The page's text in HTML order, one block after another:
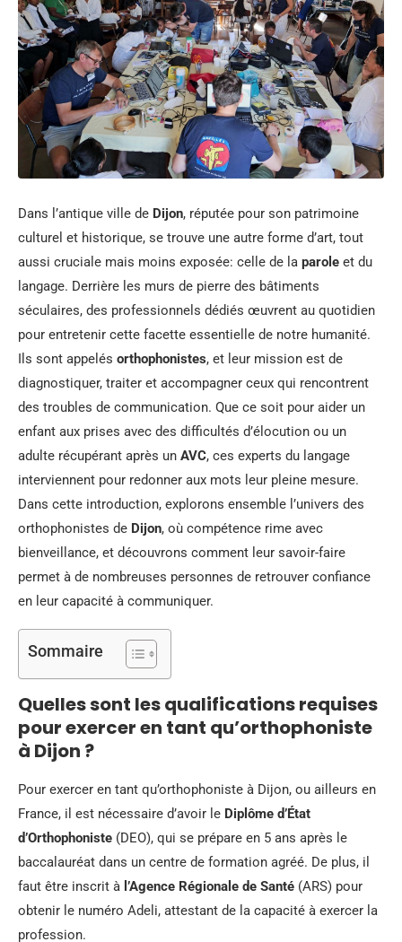
Dans l’antique ville de Dijon, réputée pour son patrimoine
culturel et historique, se trouve une autre forme d’art, tout
aussi cruciale mais moins exposée: celle de la parole et du
langage. Derrière les murs de pierre des bâtiments
séculaires, des professionnels dédiés œuvrent au quotidien
pour entretenir cette facette essentielle de notre humanité.
Ils sont appelés orthophonistes, et leur mission est de
diagnostiquer, traiter et accompagner ceux qui rencontrent
des troubles de communication. Que ce soit pour aider un
enfant aux prises avec des difficultés d’élocution ou un
adulte récupérant après un AVC, ces experts du langage
interviennent pour redonner aux mots leur pleine mesure.
Dans cette introduction, explorons ensemble l’univers des
orthophonistes de Dijon, où compétence rime avec
bienveillance, et découvrons comment leur savoir-faire
permet à de nombreuses personnes de retrouver confiance
en leur capacité à communiquer.
Sommaire
Quelles sont les qualifications requises
pour exercer en tant qu’orthophoniste
à Dijon ?
Pour exercer en tant qu’orthophoniste à Dijon, ou ailleurs en
France, il est nécessaire d’avoir le Diplôme d’État
d’Orthophoniste (DEO), qui se prépare en 5 ans après le
baccalauréat dans un centre de formation agréé. De plus, il
faut être inscrit à l’Agence Régionale de Santé (ARS) pour
obtenir le numéro Adeli, attestant de la capacité à exercer la
profession.